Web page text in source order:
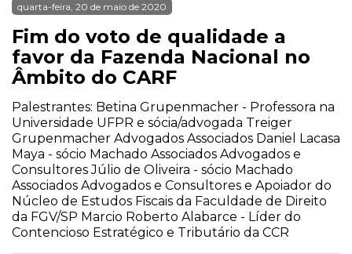
quarta-feira, 20 de maio de 2020
Fim do voto de qualidade a
favor da Fazenda Nacional no
Âmbito do CARF
Palestrantes: Betina Grupenmacher - Professora na
Universidade UFPR e sócia/advogada Treiger
Grupenmacher Advogados Associados Daniel Lacasa
Maya - sócio Machado Associados Advogados e
Consultores Júlio de Oliveira - sócio Machado
Associados Advogados e Consultores e Apoiador do
Núcleo de Estudos Fiscais da Faculdade de Direito
da FGV/SP Marcio Roberto Alabarce - Líder do
Contencioso Estratégico e Tributário da CCR